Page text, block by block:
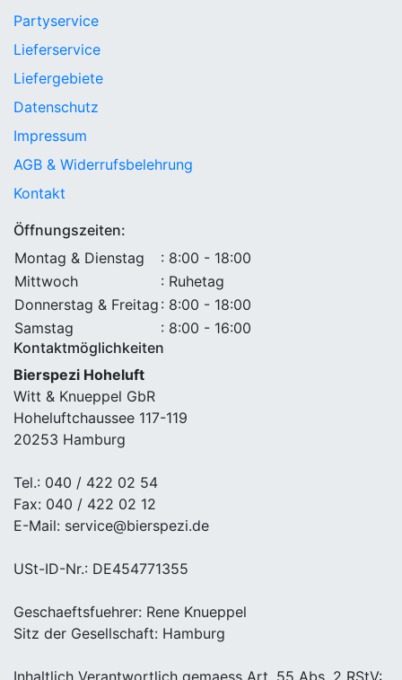
Partyservice
Lieferservice
Liefergebiete
Datenschutz
Impressum
AGB & Widerrufsbelehrung
Kontakt
Öffnungszeiten:
Montag & Dienstag
: 8:00 - 18:00
Mittwoch
: Ruhetag
Donnerstag & Freitag : 8:00 - 18:00
Samstag
: 8:00 - 16:00
Kontaktmöglichkeiten
Bierspezi Hoheluft
Witt & Knueppel GbR
Hoheluftchaussee 117-119
20253 Hamburg
Tel.: 040 / 422 02 54
Fax: 040 / 422 02 12
E-Mail: service@bierspezi.de
USt-ID-Nr.: DE454771355
Geschaeftsfuehrer: Rene Knueppel
Sitz der Gesellschaft: Hamburg
Inhaltlich Verantwortlich gemaess Art. 55 Abs. 2 RStV: